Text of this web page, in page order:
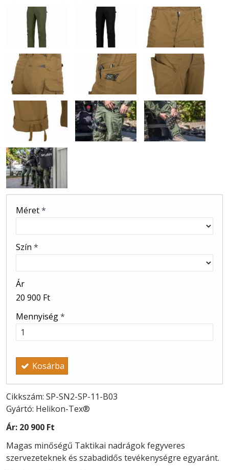
Méret*
Szín *
Ár
20 900 Ft
Mennyiség*
Kosárba
Cikkszám: SP-SN2-SP-11-B03
Gyártó: Helikon-Tex®
Ár: 20 900 Ft
Magas minőségű Taktikai nadrágok fegyveres
szervezeteknek és szabadidős tevékenységre egyaránt.